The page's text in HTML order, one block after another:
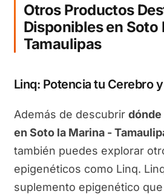
Otros Productos
Disponibles en Soto
Tamaulipas
Linq: Potencia tu Cerebro
Además de descubrir dónde
en Soto la Marina -
también puedes explorar
epigenéticos como Linq.
suplemento epigenético